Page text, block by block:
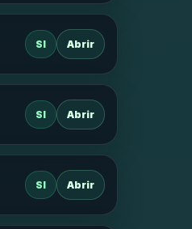
SI Abrir
SI Abrir
SI Abrir